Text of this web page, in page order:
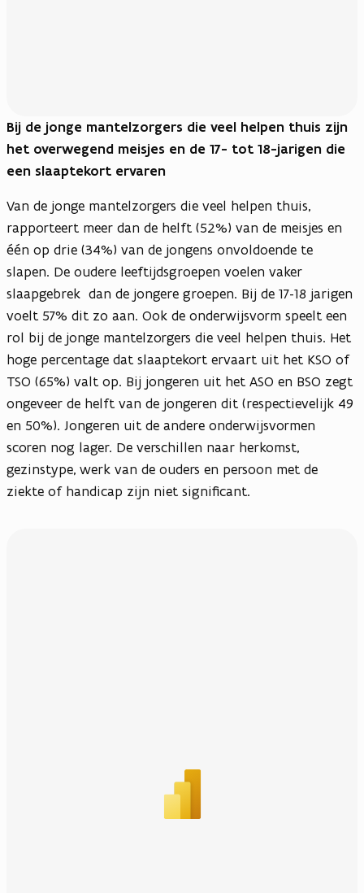
Bij de jonge mantelzorgers die veel helpen thuis zijn
het overwegend meisjes en de 17- tot 18-jarigen die
een slaaptekort ervaren
Van de jonge mantelzorgers die veel helpen thuis,
rapporteert meer dan de helft (52%) van de meisjes en
één op drie (34%) van de jongens onvoldoende te
slapen. De oudere leeftijdsgroepen voelen vaker
slaapgebrek dan de jongere groepen. Bij de 17-18 jarigen
voelt 57% dit zo aan. Ook de onderwijsvorm speelt een
rol bij de jonge mantelzorgers die veel helpen thuis. Het
hoge percentage dat slaaptekort ervaart uit het KSO of
TSO (65%) valt op. Bij jongeren uit het ASO en BSO zegt
ongeveer de helft van de jongeren dit (respectievelijk 49
en 50%). Jongeren uit de andere onderwijsvormen
scoren nog lager. De verschillen naar herkomst,
gezinstype, werk van de ouders en persoon met de
ziekte of handicap zijn niet significant.